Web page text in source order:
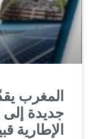
المغرب
جديدة إلى
الإطارية